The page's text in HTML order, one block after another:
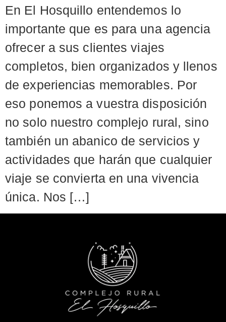
En El Hosquillo entendemos lo
importante que es para una agencia
ofrecer a sus clientes viajes
completos, bien organizados y llenos
de experiencias memorables. Por
eso ponemos a vuestra disposición
no solo nuestro complejo rural, sino
también un abanico de servicios y
actividades que harán que cualquier
viaje se convierta en una vivencia
única. Nos […]